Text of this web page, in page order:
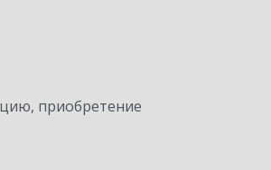
приобретение